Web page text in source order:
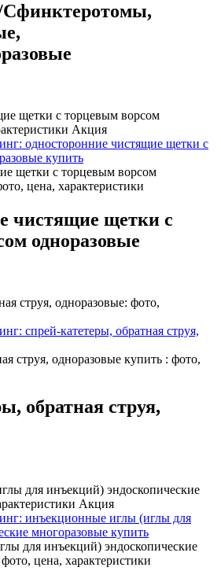
щетки с торцевым ворсом
Акция
щетки с торцевым ворсом
цена, характеристики
чистящие щетки с
одноразовые
струя, одноразовые: фото,
струя, одноразовые купить : фото,
обратная струя,
для инъекций) эндоскопические
Акция
для инъекций) эндоскопические
цена, характеристики